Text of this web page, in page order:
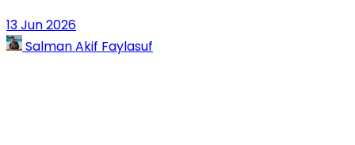
13 Jun 2026
Salman Akif Faylasuf